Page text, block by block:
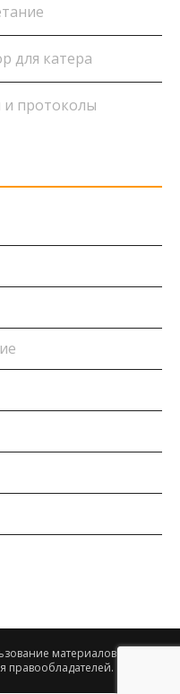
для катера
и протоколы
материалов сайта
правообладателей.